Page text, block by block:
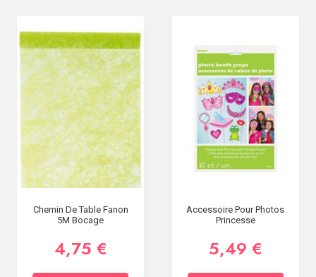
Chemin De Table Fanon
5M Bocage
4,75 €
Accessoire Pour Photos
Princesse
5,49 €